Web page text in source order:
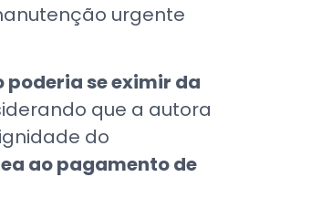
urgente
poderia se eximir da
que a autora
do
ao pagamento de